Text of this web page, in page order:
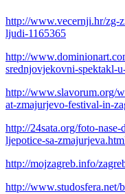
http://www.vecernji.hr/zg-
ljudi-1165365
http://
srednjovjekovni-spektakl-
http://www.slavorum.org/
at-zmajurjevo-festival-in-
http://24sata.org/foto-
ljepotice-sa-
http://mojzagreb.info/
http://www.studosfera.net/